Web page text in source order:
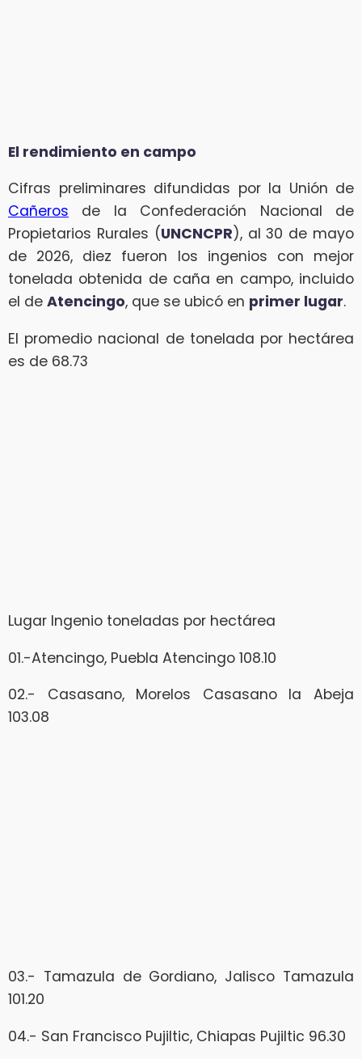
El rendimiento en campo
Cifras preliminares difundidas por la Unión de
Cañeros de la Confederación Nacional de
Propietarios Rurales (UNCNCPR), al 30 de mayo
de 2026, diez fueron los ingenios con mejor
tonelada obtenida de caña en campo, incluido
el de Atencingo, que se ubicó en primer lugar.
El promedio nacional de tonelada por hectárea
es de 68.73
Lugar Ingenio toneladas por hectárea
01.-Atencingo, Puebla Atencingo 108.10
02.- Casasano, Morelos Casasano la Abeja
103.08
03.- Tamazula de Gordiano, Jalisco Tamazula
101.20
04.- San Francisco Pujiltic, Chiapas Pujiltic 96.30